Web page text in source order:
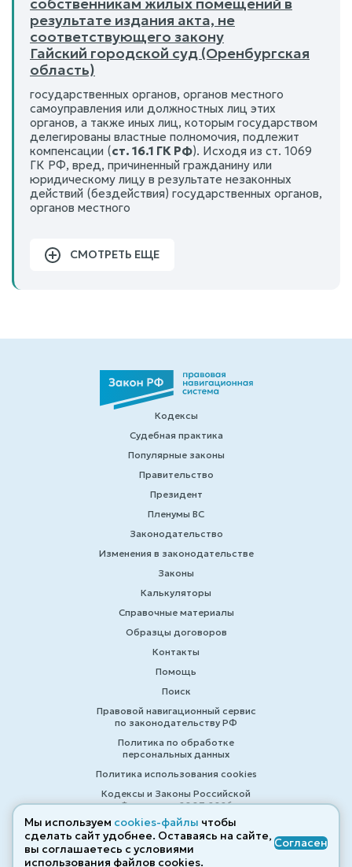
результате издания акта, не
соответствующего закону
Гайский городской суд (Оренбургская
область)
государственных органов, органов местного
самоуправления или должностных лиц этих
органов, а также иных лиц, которым государством
делегированы властные полномочия, подлежит
компенсации (ст. 16.1 ГК РФ). Исходя из ст. 1069
ГК РФ, вред, причиненный гражданину или
юридическому лицу в результате незаконных
действий (бездействия) государственных органов,
органов местного
СМОТРЕТЬ ЕЩЕ
Кодексы
Судебная практика
Популярные законы
Правительство
Президент
Пленумы ВС
Законодательство
Изменения в законодательстве
Законы
Калькуляторы
Справочные материалы
Образцы договоров
Контакты
Помощь
Поиск
Правовой навигационный сервис
по законодательству РФ
Политика по обработке
персональных данных
Политика использования cookies
Кодексы и Законы Российской
Федерации 2007-2026
© ZAKONRF.INFO
Мы используем cookies-файлы чтобы
сделать сайт удобнее. Оставаясь на сайте,
вы соглашаетесь с условиями
использования файлов cооkies.
Согласен